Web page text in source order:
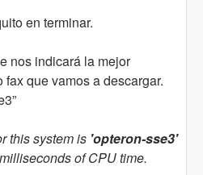
en terminar.
nos indicará la mejor
que vamos a descargar.
this system is 'opteron-sse3'
of CPU time.